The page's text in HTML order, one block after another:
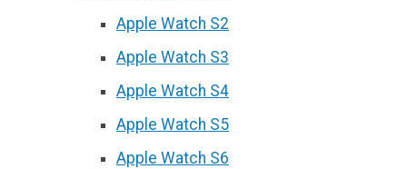
Apple Watch S2
Apple Watch S3
Apple Watch S4
Apple Watch S5
Apple Watch S6